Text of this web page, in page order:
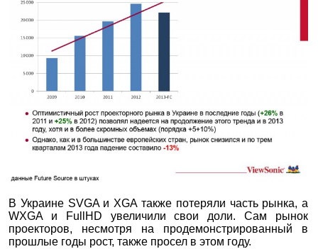
В Украине SVGA и XGA также потеряли часть рынка, а
WXGA и FullHD увеличили свои доли. Сам рынок
проекторов, несмотря на продемонстрированный в
прошлые годы рост, также просел в этом году.